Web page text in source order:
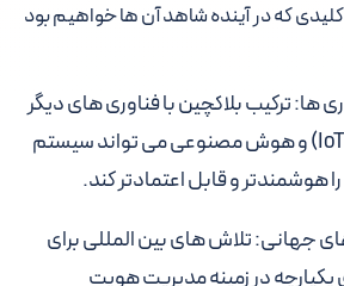
که در آینده شاهد آن ها خواهیم بود
ها: ترکیب بلاکچین با فناوری های دیگر
مانند اینترنت اشیاء (IoT) و هوش مصنوعی می تواند سیستم
و قابل اعتمادتر کند.
جهانی: تلاش های بین المللی برای
یکپارچه در زمینه مدیریت هویت